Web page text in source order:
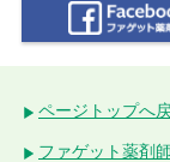
ページトップへ
ファゲット薬剤